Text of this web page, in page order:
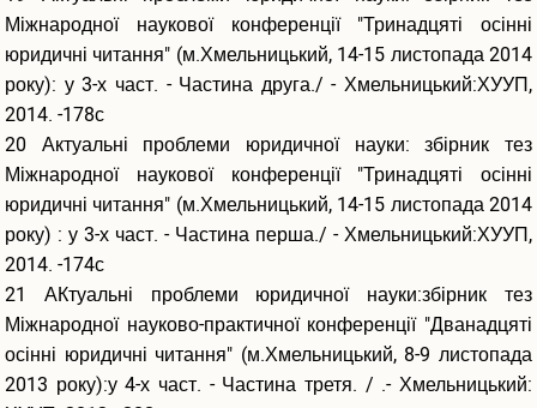
Міжнародної наукової конференції "Тринадцяті осінні
юридичні читання" (м.Хмельницький, 14-15 листопада 2014
року): у 3-х част. - Частина друга./ - Хмельницький:ХУУП,
2014. -178с
20 Актуальні проблеми юридичної науки: збірник тез
Міжнародної наукової конференції "Тринадцяті осінні
юридичні читання" (м.Хмельницький, 14-15 листопада 2014
року) : у 3-х част. - Частина перша./ - Хмельницький:ХУУП,
2014. -174с
21 АКтуальні проблеми юридичної науки:збірник тез
Міжнародної науково-практичної конференції "Дванадцяті
осінні юридичні читання" (м.Хмельницький, 8-9 листопада
2013 року):у 4-х част. - Частина третя. / .- Хмельницький: